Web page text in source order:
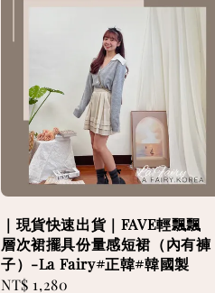
｜現貨快速出貨｜FAVE輕飄飄
層次裙擺具份量感短裙（內有褲
子）-La Fairy#正韓#韓國製
Regular
NT$ 1,280